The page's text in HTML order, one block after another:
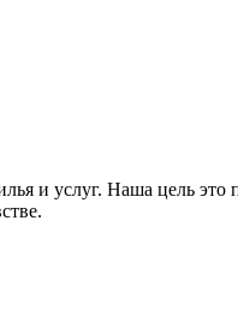
и услуг. Наша цель это